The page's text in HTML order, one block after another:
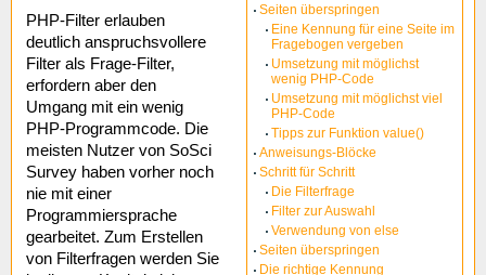
Seiten überspringen
Eine Kennung für eine Seite im
Fragebogen vergeben
Umsetzung mit möglichst
wenig PHP-Code
Umsetzung mit möglichst viel
PHP-Code
Tipps zur Funktion value()
Anweisungs-Blöcke
Schritt für Schritt
Die Filterfrage
Filter zur Auswahl
Verwendung von else
Seiten überspringen
Die richtige Kennung
PHP-Filter erlauben
deutlich anspruchsvollere
Filter als Frage-Filter,
erfordern aber den
Umgang mit ein wenig
PHP-Programmcode. Die
meisten Nutzer von SoSci
Survey haben vorher noch
nie mit einer
Programmiersprache
gearbeitet. Zum Erstellen
von Filterfragen werden Sie